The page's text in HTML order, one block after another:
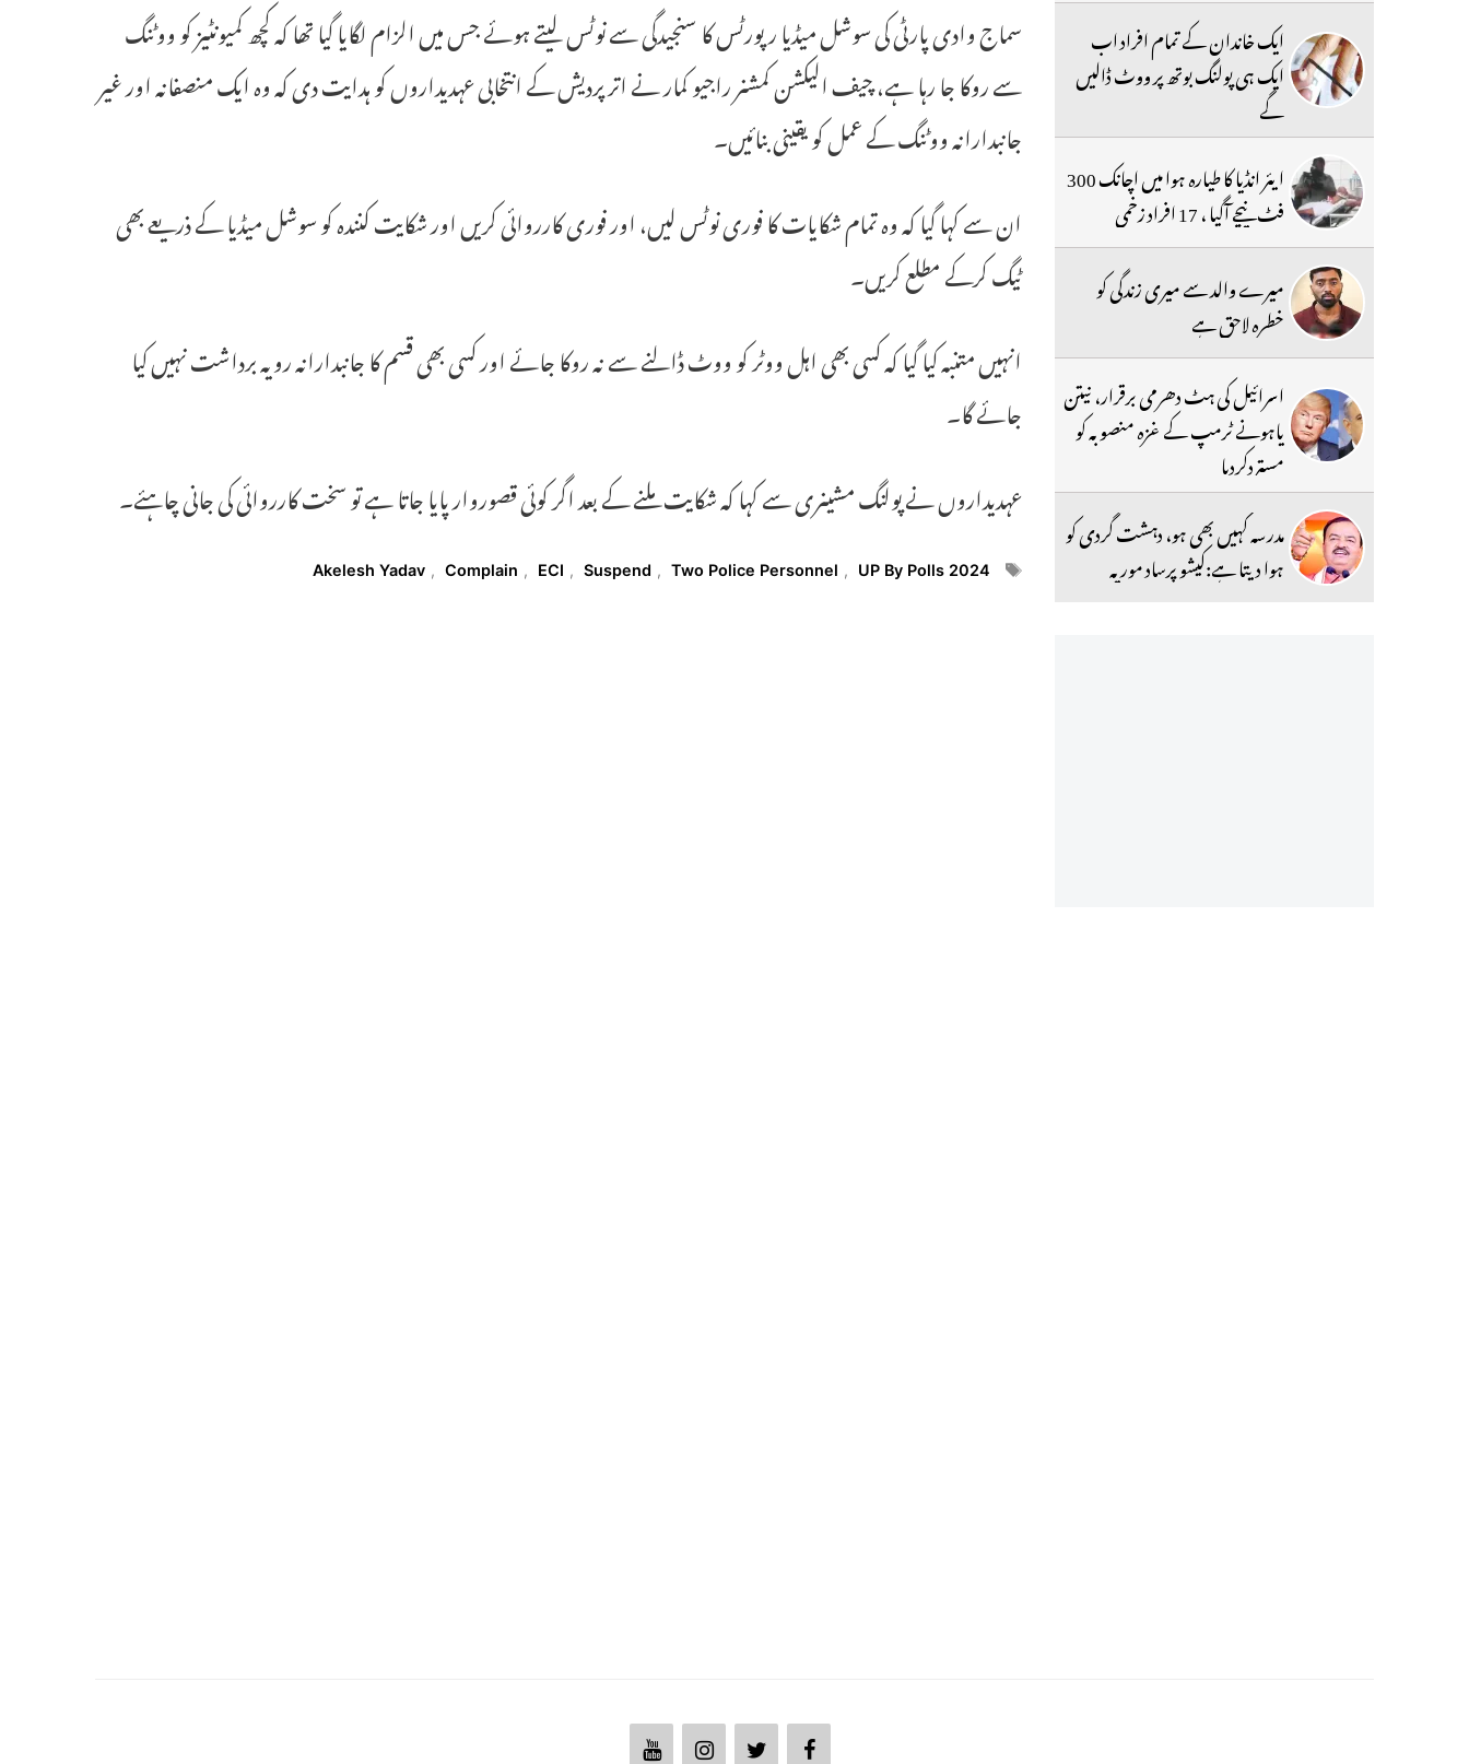
سماج وادی پارٹی کی سوشل میڈیا رپورٹس کا سنجیدگی سے نوٹس لیتے ہوئے جس میں الزام لگایا گیا تھا کہ کچھ کمیونٹیز کو ووٹنگ
سے روکا جا رہا ہے، چیف الیکشن کمشنر راجیو کمار نے اتر پردیش کے انتخابی عہدیداروں کو ہدایت دی کہ وہ ایک منصفانہ اور غیر
جانبدارانہ ووٹنگ کے عمل کو یقینی بنائیں۔
ان سے کہا گیا کہ وہ تمام شکایات کا فوری نوٹس لیں، اور فوری کارروائی کریں اور شکایت کنندہ کو سوشل میڈیا کے ذریعے بھی
ٹیگ کرکے مطلع کریں۔
انہیں متنبہ کیا گیا کہ کسی بھی اہل ووٹر کو ووٹ ڈالنے سے نہ روکا جائے اور کسی بھی قسم کا جانبدارانہ رویہ برداشت نہیں کیا
جائے گا۔
عہدیداروں نے پولنگ مشینری سے کہا کہ شکایت ملنے کے بعد اگر کوئی قصوروار پایا جاتا ہے تو سخت کارروائی کی جانی چاہئے۔
Tags
Akelesh Yadav , Complain , ECI , Suspend , Two Police Personnel , UP By Polls 2024
ایک خاندان کے تمام افراد اب
ایک ہی پولنگ بوتھ پر ووٹ ڈالیں
گے
ایئر انڈیا کا طیارہ ہوا میں اچانک 300
فٹ نیچے آگیا ، 17 افراد زخمی
میرے والد سے میری زندگی کو
خطرہ لاحق ہے
اسرائیل کی ہٹ دھرمی برقرار، نیتن
یاہونے ٹرمپ کے غزہ منصوبہ کو
مستردکردیا
مدرسہ کہیں بھی ہو، دہشت گردی کو
ہوا دیتا ہے:کیشو پرساد موریہ